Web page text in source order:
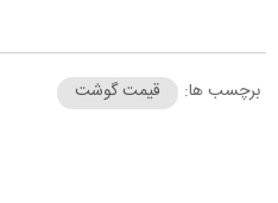
برچسب ها: قیمت گوشت